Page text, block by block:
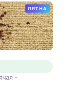
ПЯТНА
-